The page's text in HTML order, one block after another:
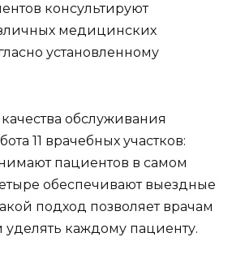
консультируют
медицинских
установленному
обслуживания
11 врачебных участков:
пациентов в самом
обеспечивают выездные
подход позволяет врачам
каждому пациенту.